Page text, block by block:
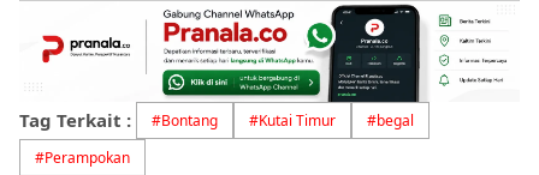
Tag Terkait : #Bontang #Kutai Timur #begal
#Perampokan